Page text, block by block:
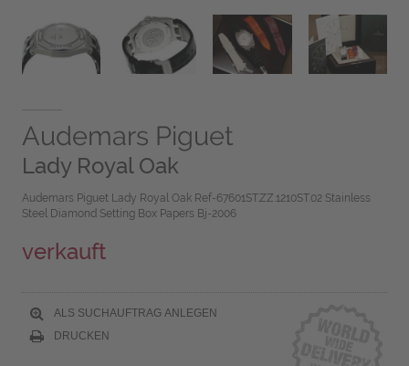
Audemars Piguet
Lady Royal Oak
Audemars Piguet Lady Royal Oak Ref-67601ST.ZZ.1210ST.02 Stainless
Steel Diamond Setting Box Papers Bj-2006
verkauft
ALS SUCHAUFTRAG ANLEGEN
DRUCKEN